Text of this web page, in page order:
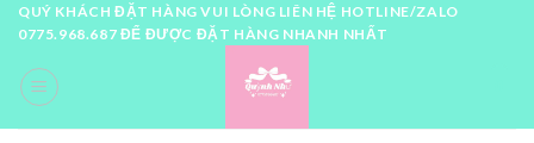
Skip
content
QUÝ KHÁCH ĐẶT HÀNG VUI LÒNG LIÊN HỆ HOTLINE/ZALO
0775.968.687 ĐỂ ĐƯỢC ĐẶT HÀNG NHANH NHẤT